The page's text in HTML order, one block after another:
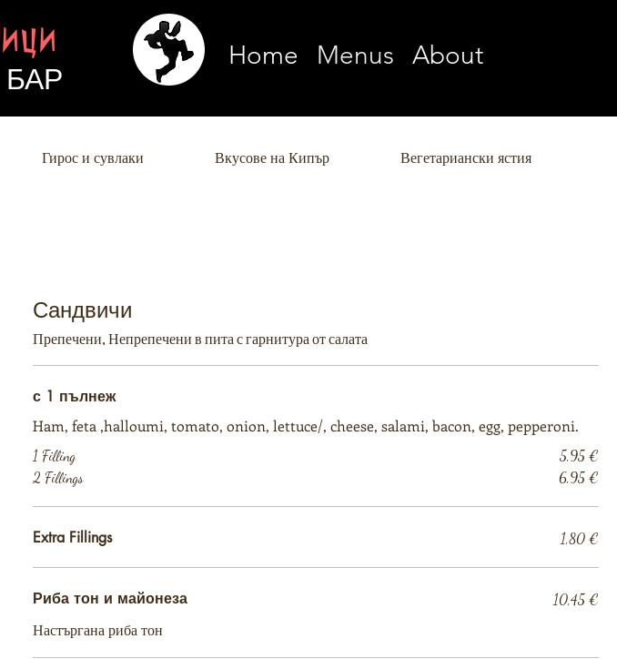
Home Menus About
Гирос и сувлаки Вкусове на Кипър Вегетариански ястия
Сандвичи
Препечени, Непрепечени в пита с гарнитура от салата
с 1 пълнеж
Ham, feta ,halloumi, tomato, onion, lettuce/, cheese, salami, bacon, egg, pepperoni.
1 Filling
5,95 €
2 Fillings
6,95 €
Extra Fillings 1,80 €
Риба тон и майонеза
Настъргана риба тон
10,45 €